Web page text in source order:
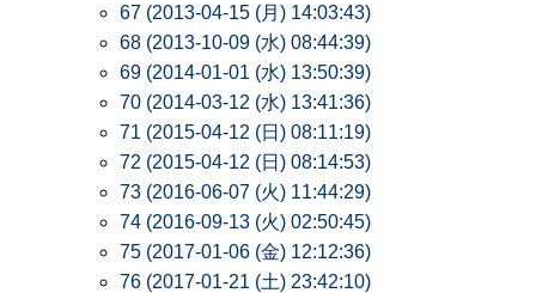
67 (2013-04-15 (月) 14:03:43)
68 (2013-10-09 (水) 08:44:39)
69 (2014-01-01 (水) 13:50:39)
70 (2014-03-12 (水) 13:41:36)
71 (2015-04-12 (日) 08:11:19)
72 (2015-04-12 (日) 08:14:53)
73 (2016-06-07 (火) 11:44:29)
74 (2016-09-13 (火) 02:50:45)
75 (2017-01-06 (金) 12:12:36)
76 (2017-01-21 (土) 23:42:10)